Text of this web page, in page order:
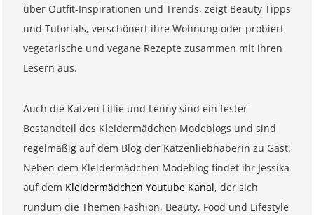
über Outfit-Inspirationen und Trends, zeigt Beauty Tipps
und Tutorials, verschönert ihre Wohnung oder probiert
vegetarische und vegane Rezepte zusammen mit ihren
Lesern aus.
Auch die Katzen Lillie und Lenny sind ein fester
Bestandteil des Kleidermädchen Modeblogs und sind
regelmäßig auf dem Blog der Katzenliebhaberin zu Gast.
Neben dem Kleidermädchen Modeblog findet ihr Jessika
auf dem Kleidermädchen Youtube Kanal, der sich
rundum die Themen Fashion, Beauty, Food und Lifestyle